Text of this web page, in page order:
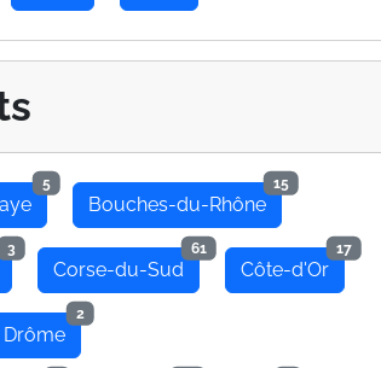
5
Bouches-du-Rhône
15
3
Corse-du-Sud
61
Côte-d'Or
17
Drôme
2